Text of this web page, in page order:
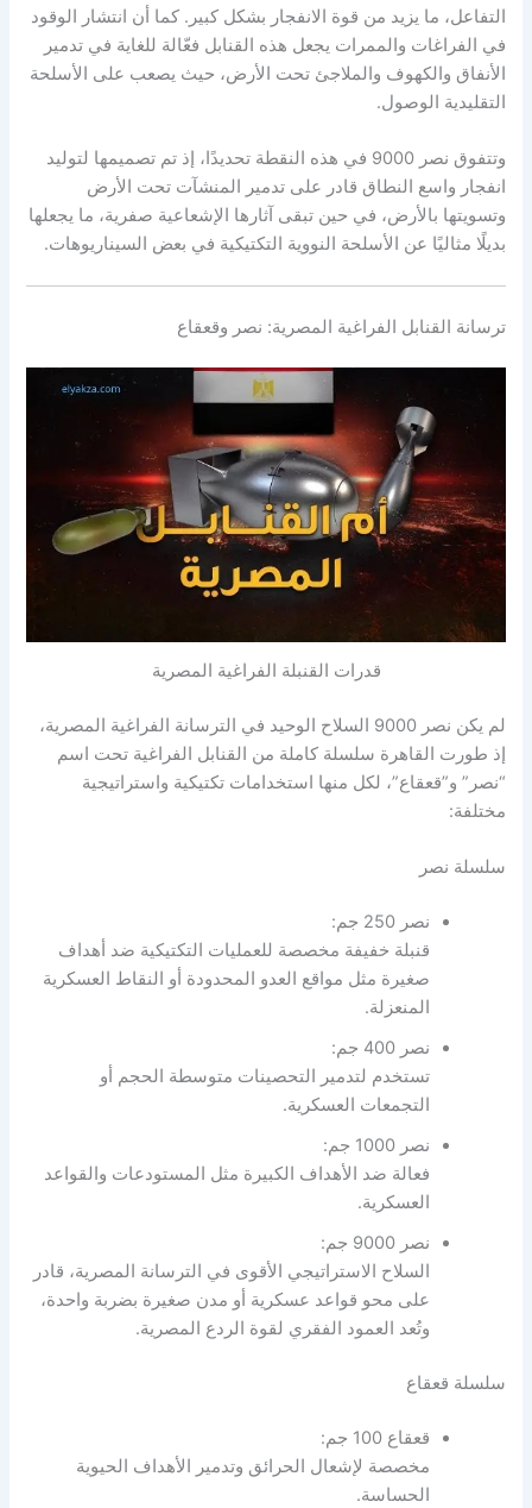
التفاعل، ما يزيد من قوة الانفجار بشكل كبير. كما أن انتشار الوقود
في الفراغات والممرات يجعل هذه القنابل فعّالة للغاية في تدمير
الأنفاق والكهوف والملاجئ تحت الأرض، حيث يصعب على الأسلحة
التقليدية الوصول.
وتتفوق نصر 9000 في هذه النقطة تحديدًا، إذ تم تصميمها لتوليد
انفجار واسع النطاق قادر على تدمير المنشآت تحت الأرض
وتسويتها بالأرض، في حين تبقى آثارها الإشعاعية صفرية، ما يجعلها
بديلًا مثاليًا عن الأسلحة النووية التكتيكية في بعض السيناريوهات.
ترسانة القنابل الفراغية المصرية: نصر وقعقاع
قدرات القنبلة الفراغية المصرية
لم يكن نصر 9000 السلاح الوحيد في الترسانة الفراغية المصرية،
إذ طورت القاهرة سلسلة كاملة من القنابل الفراغية تحت اسم
“نصر” و”قعقاع”، لكل منها استخدامات تكتيكية واستراتيجية
مختلفة:
سلسلة نصر
نصر 250 جم:
قنبلة خفيفة مخصصة للعمليات التكتيكية ضد أهداف
صغيرة مثل مواقع العدو المحدودة أو النقاط العسكرية
المنعزلة.
نصر 400 جم:
تستخدم لتدمير التحصينات متوسطة الحجم أو
التجمعات العسكرية.
نصر 1000 جم:
فعالة ضد الأهداف الكبيرة مثل المستودعات والقواعد
العسكرية.
نصر 9000 جم:
السلاح الاستراتيجي الأقوى في الترسانة المصرية، قادر
على محو قواعد عسكرية أو مدن صغيرة بضربة واحدة،
وتُعد العمود الفقري لقوة الردع المصرية.
سلسلة قعقاع
قعقاع 100 جم:
مخصصة لإشعال الحرائق وتدمير الأهداف الحيوية
الحساسة.